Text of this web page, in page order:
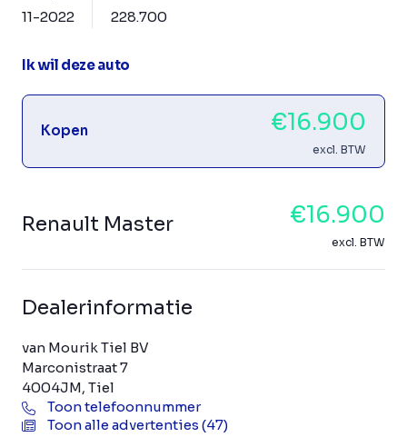
11-2022 228.700
Ik wil deze auto
Kopen €16.900
excl. BTW
Renault Master €16.900
excl. BTW
Dealerinformatie
van Mourik Tiel BV
Marconistraat 7
4004JM, Tiel
Toon telefoonnummer
Toon alle advertenties (47)